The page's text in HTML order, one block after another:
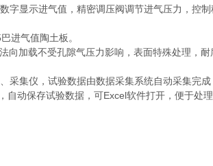
字显示进气值，精密调压阀调节进气压力，控制
巴进气值陶土板。
向加载不受孔隙气压力影响，表面特殊处理，
采集仪，试验数据由数据采集系统自动采集完
自动保存试验数据，可Excel软件打开，便于处